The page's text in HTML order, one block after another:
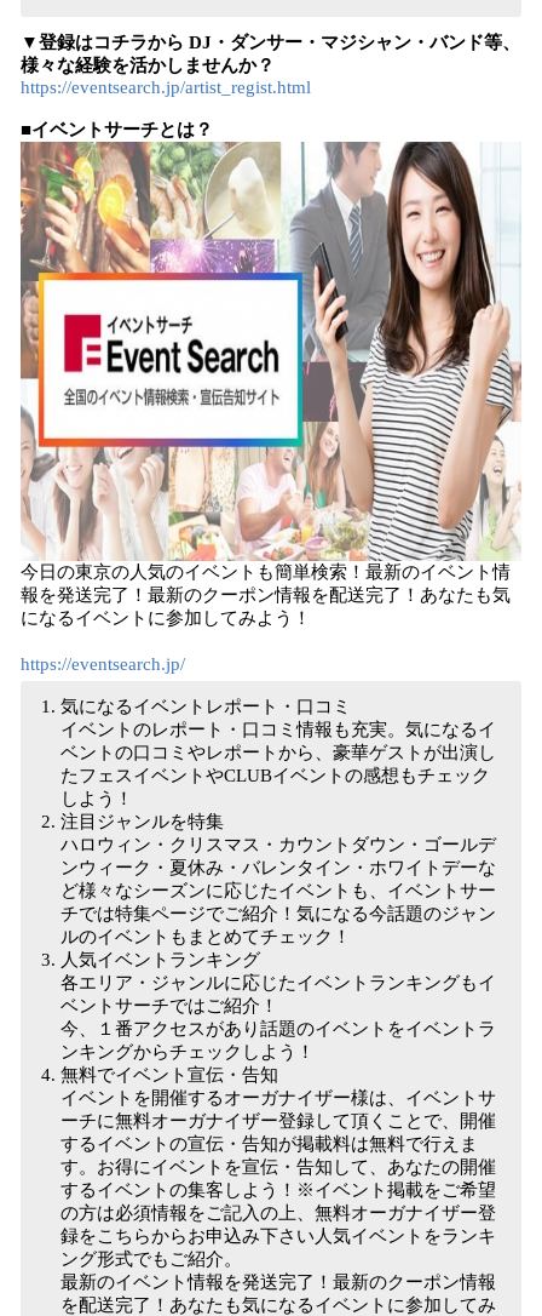
▼登録はコチラから DJ・ダンサー・マジシャン・バンド等、
様々な経験を活かしませんか？
https://eventsearch.jp/artist_regist.html
■イベントサーチとは？
今日の東京の人気のイベントも簡単検索！最新のイベント情
報を発送完了！最新のクーポン情報を配送完了！あなたも気
になるイベントに参加してみよう！
https://eventsearch.jp/
気になるイベントレポート・口コミ
イベントのレポート・口コミ情報も充実。気になるイ
ベントの口コミやレポートから、豪華ゲストが出演し
たフェスイベントやCLUBイベントの感想もチェック
しよう！
注目ジャンルを特集
ハロウィン・クリスマス・カウントダウン・ゴールデ
ンウィーク・夏休み・バレンタイン・ホワイトデーな
ど様々なシーズンに応じたイベントも、イベントサー
チでは特集ページでご紹介！気になる今話題のジャン
ルのイベントもまとめてチェック！
人気イベントランキング
各エリア・ジャンルに応じたイベントランキングもイ
ベントサーチではご紹介！
今、１番アクセスがあり話題のイベントをイベントラ
ンキングからチェックしよう！
無料でイベント宣伝・告知
イベントを開催するオーガナイザー様は、イベントサ
ーチに無料オーガナイザー登録して頂くことで、開催
するイベントの宣伝・告知が掲載料は無料で行えま
す。お得にイベントを宣伝・告知して、あなたの開催
するイベントの集客しよう！※イベント掲載をご希望
の方は必須情報をご記入の上、無料オーガナイザー登
録をこちらからお申込み下さい人気イベントをランキ
ング形式でもご紹介。
最新のイベント情報を発送完了！最新のクーポン情報
を配送完了！あなたも気になるイベントに参加してみ